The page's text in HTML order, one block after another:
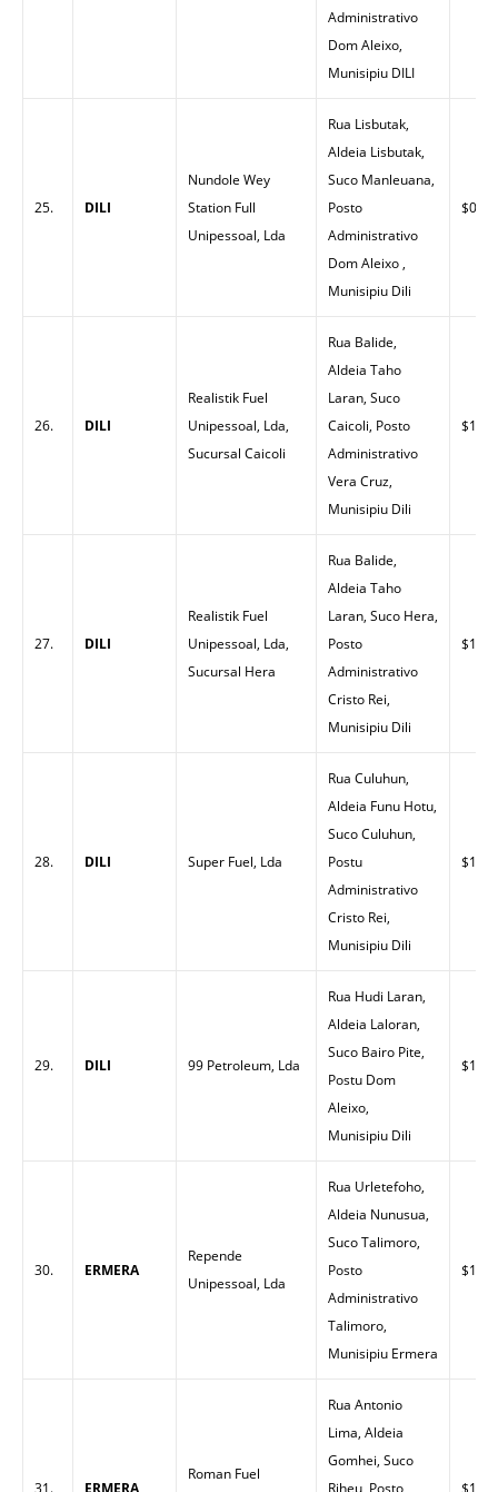
Administrativo
Dom Aleixo,
Munisipiu DILI
25. DILI
Nundole Wey
Station Full
Unipessoal, Lda
Rua Lisbutak,
Aldeia Lisbutak,
Suco Manleuana,
Posto
Administrativo
Dom Aleixo ,
Munisipiu Dili
$0.00
26. DILI
Realistik Fuel
Unipessoal, Lda,
Sucursal Caicoli
Rua Balide,
Aldeia Taho
Laran, Suco
Caicoli, Posto
Administrativo
Vera Cruz,
Munisipiu Dili
$1.42
27. DILI
Realistik Fuel
Unipessoal, Lda,
Sucursal Hera
Rua Balide,
Aldeia Taho
Laran, Suco Hera,
Posto
Administrativo
Cristo Rei,
Munisipiu Dili
$1.42
28. DILI Super Fuel, Lda
Rua Culuhun,
Aldeia Funu Hotu,
Suco Culuhun,
Postu
Administrativo
Cristo Rei,
Munisipiu Dili
$1.43
29. DILI 99 Petroleum, Lda
Rua Hudi Laran,
Aldeia Laloran,
Suco Bairo Pite,
Postu Dom
Aleixo,
Munisipiu Dili
$1.43
30. ERMERA
Repende
Unipessoal, Lda
Rua Urletefoho,
Aldeia Nunusua,
Suco Talimoro,
Posto
Administrativo
Talimoro,
Munisipiu Ermera
$1.50
31. ERMERA
Roman Fuel
Rua Antonio
Lima, Aldeia
Gomhei, Suco
Riheu, Posto
$1.48